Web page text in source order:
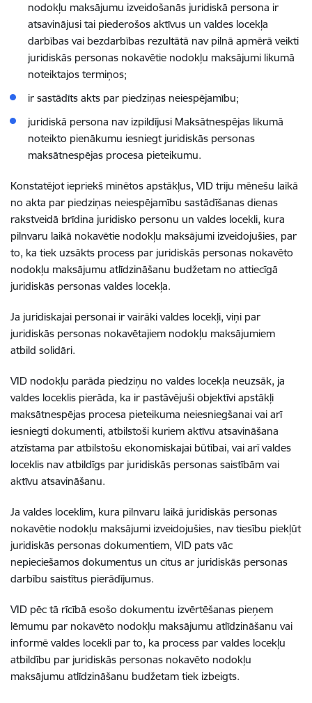
nodokļu maksājumu izveidošanās juridiskā persona ir
atsavinājusi tai piederošos aktīvus un valdes locekļa
darbības vai bezdarbības rezultātā nav pilnā apmērā veikti
juridiskās personas nokavētie nodokļu maksājumi likumā
noteiktajos termiņos;
ir sastādīts akts par piedziņas neiespējamību;
juridiskā persona nav izpildījusi Maksātnespējas likumā
noteikto pienākumu iesniegt juridiskās personas
maksātnespējas procesa pieteikumu.
Konstatējot iepriekš minētos apstākļus, VID triju mēnešu laikā
no akta par piedziņas neiespējamību sastādīšanas dienas
rakstveidā brīdina juridisko personu un valdes locekli, kura
pilnvaru laikā nokavētie nodokļu maksājumi izveidojušies, par
to, ka tiek uzsākts process par juridiskās personas nokavēto
nodokļu maksājumu atlīdzināšanu budžetam no attiecīgā
juridiskās personas valdes locekļa.
Ja juridiskajai personai ir vairāki valdes locekļi, viņi par
juridiskās personas nokavētajiem nodokļu maksājumiem
atbild solidāri.
VID nodokļu parāda piedziņu no valdes locekļa neuzsāk, ja
valdes loceklis pierāda, ka ir pastāvējuši objektīvi apstākļi
maksātnespējas procesa pieteikuma neiesniegšanai vai arī
iesniegti dokumenti, atbilstoši kuriem aktīvu atsavināšana
atzīstama par atbilstošu ekonomiskajai būtībai, vai arī valdes
loceklis nav atbildīgs par juridiskās personas saistībām vai
aktīvu atsavināšanu.
Ja valdes loceklim, kura pilnvaru laikā juridiskās personas
nokavētie nodokļu maksājumi izveidojušies, nav tiesību piekļūt
juridiskās personas dokumentiem, VID pats vāc
nepieciešamos dokumentus un citus ar juridiskās personas
darbību saistītus pierādījumus.
VID pēc tā rīcībā esošo dokumentu izvērtēšanas pieņem
lēmumu par nokavēto nodokļu maksājumu atlīdzināšanu vai
informē valdes locekli par to, ka process par valdes locekļu
atbildību par juridiskās personas nokavēto nodokļu
maksājumu atlīdzināšanu budžetam tiek izbeigts.